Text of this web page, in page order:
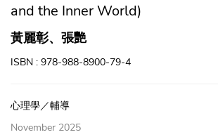
and the Inner World)
黃麗彰、張艷
ISBN : 978-988-8900-79-4
心理學／輔導
November 2025